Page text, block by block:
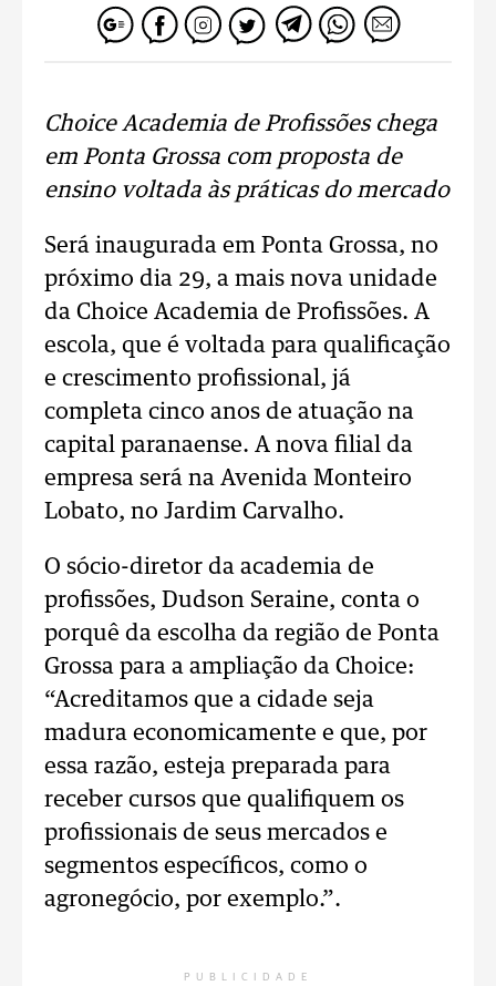
Choice Academia de Profissões chega
em Ponta Grossa com proposta de
ensino voltada às práticas do mercado
Será inaugurada em Ponta Grossa, no
próximo dia 29, a mais nova unidade
da Choice Academia de Profissões. A
escola, que é voltada para qualificação
e crescimento profissional, já
completa cinco anos de atuação na
capital paranaense. A nova filial da
empresa será na Avenida Monteiro
Lobato, no Jardim Carvalho.
O sócio-diretor da academia de
profissões, Dudson Seraine, conta o
porquê da escolha da região de Ponta
Grossa para a ampliação da Choice:
“Acreditamos que a cidade seja
madura economicamente e que, por
essa razão, esteja preparada para
receber cursos que qualifiquem os
profissionais de seus mercados e
segmentos específicos, como o
agronegócio, por exemplo.”.
PUBLICIDADE